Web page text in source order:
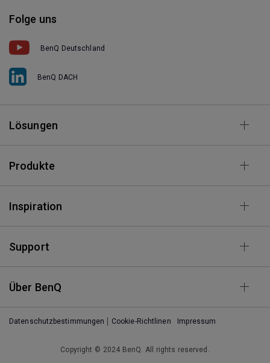
Folge uns
BenQ Deutschland
BenQ DACH
Lösungen
Produkte
Inspiration
Support
Über BenQ
Datenschutzbestimmungen Cookie-Richtlinen Impressum
Copyright © 2024 BenQ. All rights reserved.